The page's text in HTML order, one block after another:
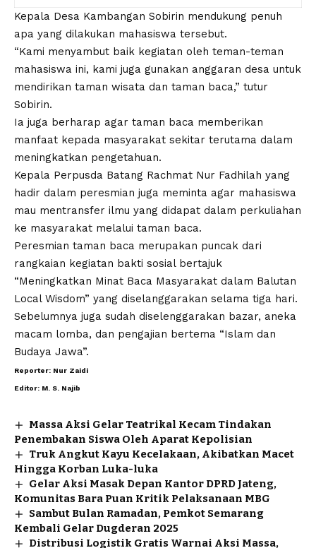
Kepala Desa Kambangan Sobirin mendukung penuh
apa yang dilakukan mahasiswa tersebut.
“Kami menyambut baik kegiatan oleh teman-teman
mahasiswa ini, kami juga gunakan anggaran desa untuk
mendirikan taman wisata dan taman baca,” tutur
Sobirin.
Ia juga berharap agar taman baca memberikan
manfaat kepada masyarakat sekitar terutama dalam
meningkatkan pengetahuan.
Kepala Perpusda Batang Rachmat Nur Fadhilah yang
hadir dalam peresmian juga meminta agar mahasiswa
mau mentransfer ilmu yang didapat dalam perkuliahan
ke masyarakat melalui taman baca.
Peresmian taman baca merupakan puncak dari
rangkaian kegiatan bakti sosial bertajuk
“Meningkatkan Minat Baca Masyarakat dalam Balutan
Local Wisdom” yang diselanggarakan selama tiga hari.
Sebelumnya juga sudah diselenggarakan bazar, aneka
macam lomba, dan pengajian bertema “Islam dan
Budaya Jawa”.
Reporter: Nur Zaidi
Editor: M. S. Najib
Massa Aksi Gelar Teatrikal Kecam Tindakan
Penembakan Siswa Oleh Aparat Kepolisian
Truk Angkut Kayu Kecelakaan, Akibatkan Macet
Hingga Korban Luka-luka
Gelar Aksi Masak Depan Kantor DPRD Jateng,
Komunitas Bara Puan Kritik Pelaksanaan MBG
Sambut Bulan Ramadan, Pemkot Semarang
Kembali Gelar Dugderan 2025
Distribusi Logistik Gratis Warnai Aksi Massa,